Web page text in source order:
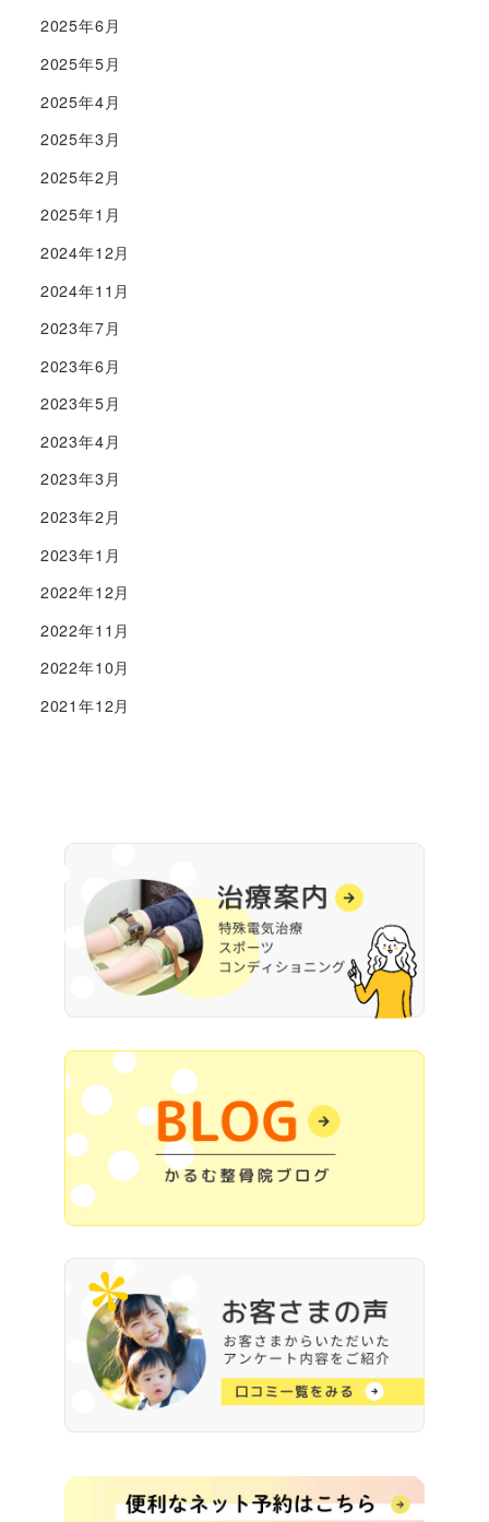
2025年6月
2025年5月
2025年4月
2025年3月
2025年2月
2025年1月
2024年12月
2024年11月
2023年7月
2023年6月
2023年5月
2023年4月
2023年3月
2023年2月
2023年1月
2022年12月
2022年11月
2022年10月
2021年12月